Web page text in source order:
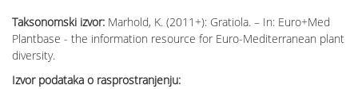
Taksonomski izvor: Marhold, K. (2011+): Gratiola. – In: Euro+Med
Plantbase - the information resource for Euro-Mediterranean plant
diversity.
Izvor podataka o rasprostranjenju: